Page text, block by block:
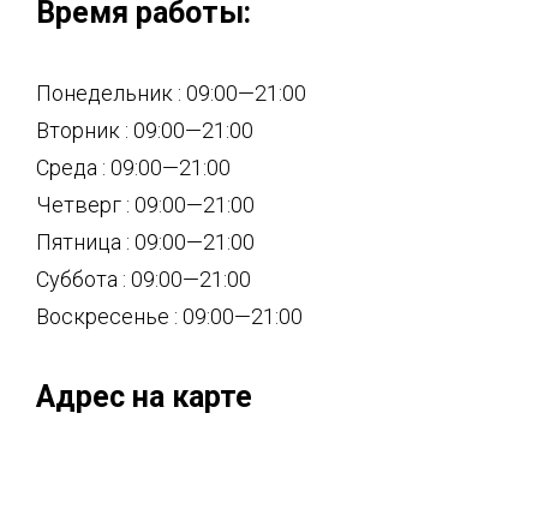
Время работы:
Понедельник : 09:00—21:00
Вторник : 09:00—21:00
Среда : 09:00—21:00
Четверг : 09:00—21:00
Пятница : 09:00—21:00
Суббота : 09:00—21:00
Воскресенье : 09:00—21:00
Адрес на карте